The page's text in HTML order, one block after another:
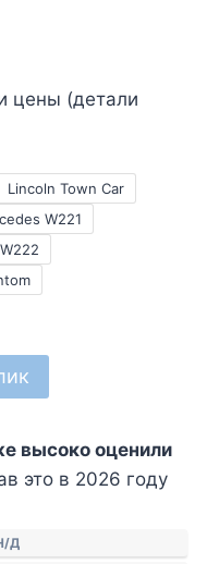
цены (детали
Lincoln Town Car
W221
высоко оценили
это в 2026 году
Д